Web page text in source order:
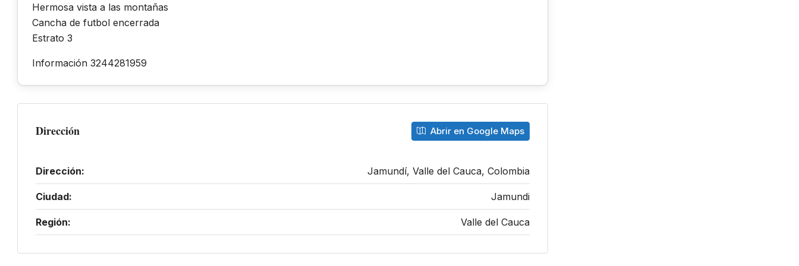
Hermosa vista a las montañas
Cancha de futbol encerrada
Estrato 3
Información 3244281959
Dirección Abrir en Google Maps
Dirección: Jamundí, Valle del Cauca, Colombia
Ciudad: Jamundi
Región: Valle del Cauca